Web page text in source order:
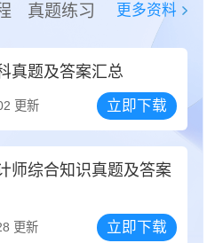
真题练习 更多资料
真题及答案汇总
更新 立即下载
师综合知识真题及答案
更新 立即下载